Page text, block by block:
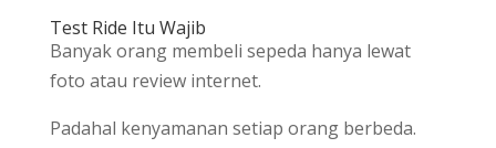
Test Ride Itu Wajib
Banyak orang membeli sepeda hanya lewat
foto atau review internet.
Padahal kenyamanan setiap orang berbeda.